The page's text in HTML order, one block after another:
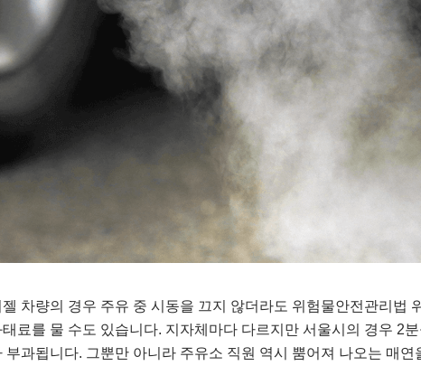
차량의 경우 주유 중 시동을 끄지 않더라도 위험물안전관리법
료를 물 수도 있습니다. 지자체마다 다르지만 서울시의 경우 2
부과됩니다. 그뿐만 아니라 주유소 직원 역시 뿜어져 나오는 매